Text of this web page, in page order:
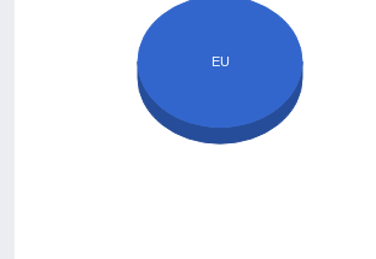
EU